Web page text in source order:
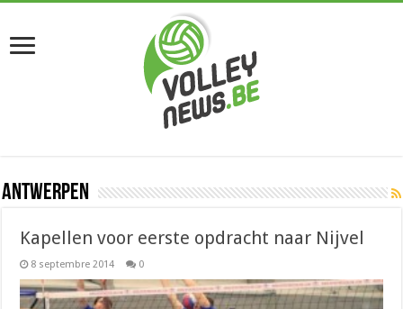
Antwerpen
Kapellen voor eerste opdracht naar Nijvel
8 septembre 2014 0